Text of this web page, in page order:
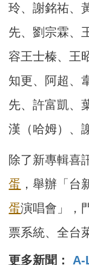
玲、謝銘祐、
先、劉宗霖、
容王士榛、王
知更、阿超、
先、許富凱、
漢（哈姆）、
除了新專輯喜
蛋 ，舉辦「台
蛋演唱會」，
票系統、全台
更多新聞： A-